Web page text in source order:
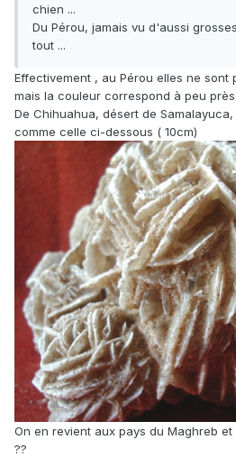
chien ...
Du Pérou, jamais vu d'aussi
tout ...
Effectivement , au Pérou elles ne sont
mais la couleur correspond à peu près
De Chihuahua, désert de
comme celle ci-dessous ( 10cm)
On en revient aux pays du Maghreb et
??